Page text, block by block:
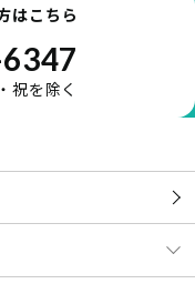
はこちら
祝を除く